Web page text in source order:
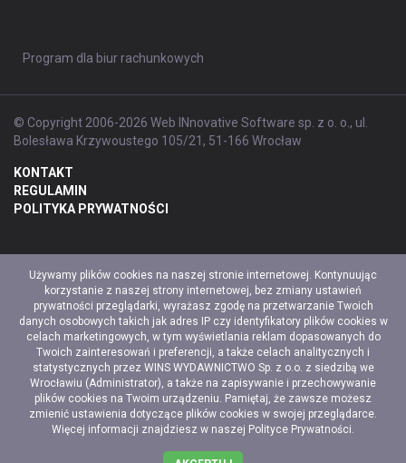
Program dla biur rachunkowych
© Copyright 2006-2026 Web INnovative Software sp. z o. o., ul.
Bolesława Krzywoustego 105/21, 51-166 Wrocław
KONTAKT
REGULAMIN
POLITYKA PRYWATNOŚCI
Używamy plików cookies na naszej stronie internetowej. Kontynuując
korzystanie z naszej strony internetowej, bez zmiany ustawień
prywatności przeglądarki, wyrażasz zgodę na przetwarzanie Twoich
danych osobowych takich jak adres IP czy identyfikatory plików cookies w
celach marketingowych, w tym wyświetlania reklam dopasowanych do
Twoich zainteresowań i preferencji, a także celach analitycznych i
statystycznych przez WINS WYDAWNICTWO Sp. z o.o. z siedzibą we
Wrocławiu (Administrator), a także na zapisywanie i przechowywanie
plików cookies na Twoim urządzeniu. Pamiętaj, że zawsze możesz
zmienić ustawienia dotyczące plików cookies w swojej przeglądarce.
Więcej informacji znajdziesz w naszej Polityce Prywatności.